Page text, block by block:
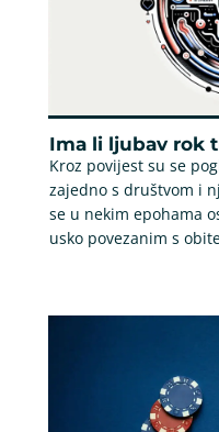
Ima li ljubav rok
Kroz povijest su se
zajedno s društvom i
se u nekim epohama
usko povezanim s